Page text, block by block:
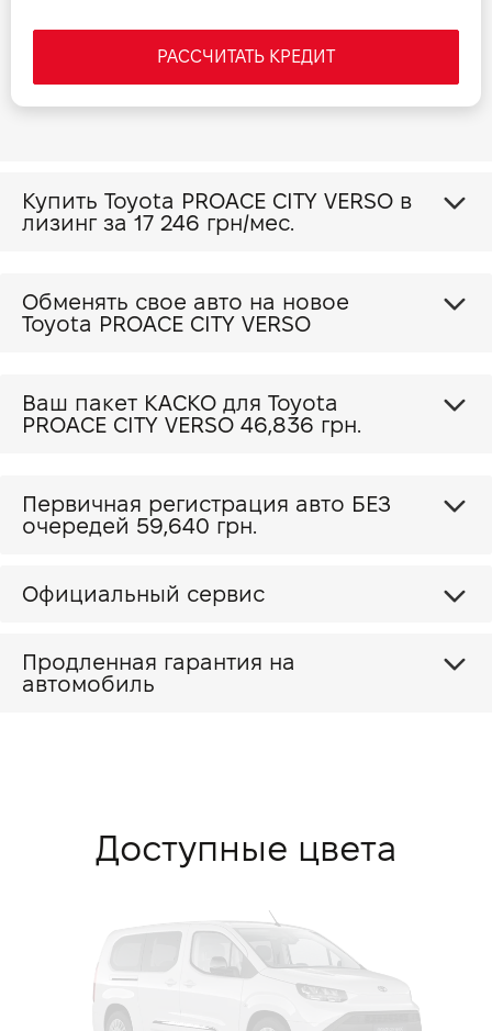
РАССЧИТАТЬ КРЕДИТ
Купить Toyota PROACE CITY VERSO в
лизинг за 17 246 грн/мес.
Обменять свое авто на новое
Toyota PROACE CITY VERSO
Ваш пакет КАСКО для Toyota
PROACE CITY VERSO 46,836 грн.
Первичная регистрация авто БЕЗ
очередей 59,640 грн.
Официальный сервис
Продленная гарантия на
автомобиль
Доступные цвета